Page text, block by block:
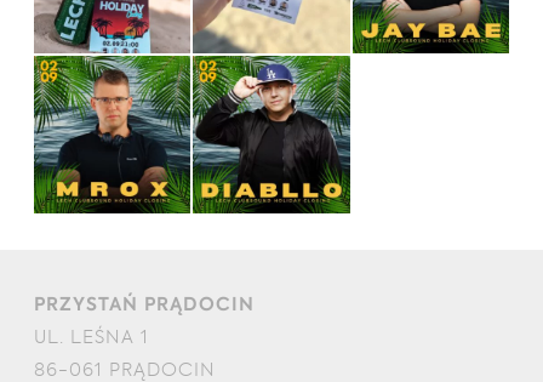
PRZYSTAŃ PRĄDOCIN
UL. LEŚNA 1
86-061 PRĄDOCIN